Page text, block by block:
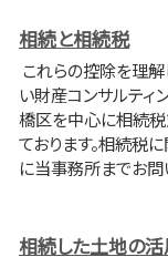
相続と相続税
これらの控除を理解
い財産コンサルティ
橋区を中心に相続税
ております。相続税
に当事務所までお問
相続した土地の